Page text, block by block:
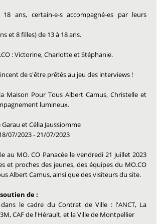
ans, certain-e-s accompagné-es par leurs
et 8 filles) de 13 à 18 ans.
: Victorine, Charlotte et Stéphanie.
de s'être prêtés au jeu des interviews !
Maison Pour Tous Albert Camus, Christelle et
lumineux.
et Célia Jaussiomme
07/2023-21/07/2023
au MO. CO Panacée le vendredi 21 juillet 2023
et proches des jeunes, des équipes du MO.CO
Albert Camus, ainsi que des visiteurs du site.
de :
le cadre du Contrat de Ville : l'ANCT, La
CAF de l'Hérault, et la Ville de Montpellier